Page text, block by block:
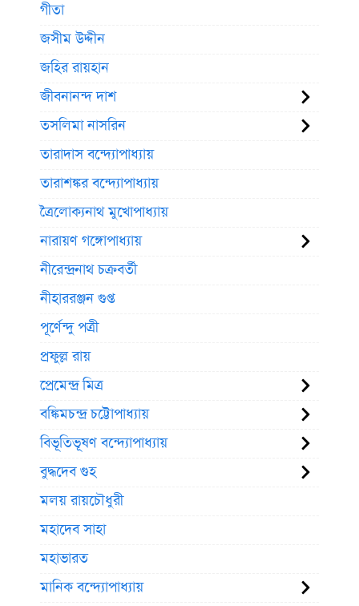
গীতা
জসীম উদ্দীন
জহির রায়হান
জীবনানন্দ দাশ
তসলিমা নাসরিন
তারাদাস বন্দ্যোপাধ্যায়
তারাশঙ্কর বন্দ্যোপাধ্যায়
ত্রৈলোক্যনাথ মুখোপাধ্যায়
নারায়ণ গঙ্গোপাধ্যায়
নীরেন্দ্রনাথ চক্রবর্তী
নীহাররঞ্জন গুপ্ত
পূর্ণেন্দু পত্রী
প্রফুল্ল রায়
প্রেমেন্দ্র মিত্র
বঙ্কিমচন্দ্র চট্টোপাধ্যায়
বিভূতিভূষণ বন্দ্যোপাধ্যায়
বুদ্ধদেব গুহ
মলয় রায়চৌধুরী
মহাদেব সাহা
মহাভারত
মানিক বন্দ্যোপাধ্যায়